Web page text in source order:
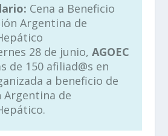
Cena a Beneficio
Argentina de
28 de junio, AGOEC
de 150 afiliad@s en
a beneficio de
Argentina de